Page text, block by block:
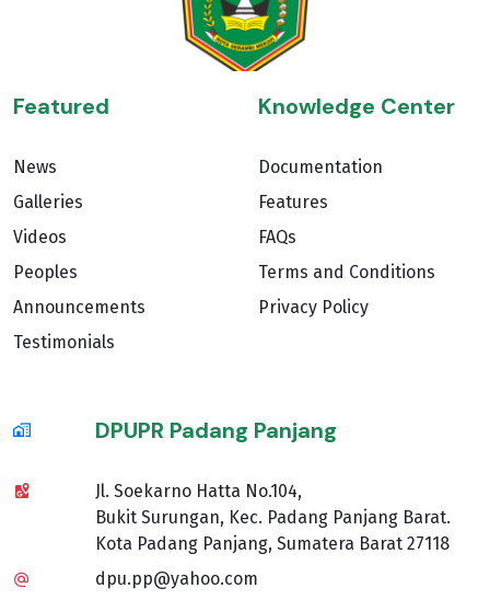
Featured
News
Galleries
Videos
Peoples
Announcements
Testimonials
Knowledge Center
Documentation
Features
FAQs
Terms and Conditions
Privacy Policy
DPUPR Padang Panjang
Jl. Soekarno Hatta No.104,
Bukit Surungan, Kec. Padang Panjang Barat.
Kota Padang Panjang, Sumatera Barat 27118
dpu.pp@yahoo.com